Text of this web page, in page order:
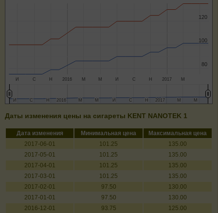
2016 2017
И С Н М М И С Н М
80
80
100
100
120
120
2016
2016 2017
2017
ИИ С
С НН М
М М
М ИИ С
С НН М
М М
М
Даты изменения цены на сигареты KENT NANOTEK 1
Дата изменения Минимальная цена
Максимальная цена
2017-06-01
101.25
135.00
2017-05-01
101.25
135.00
2017-04-01
101.25
135.00
2017-03-01
101.25
135.00
2017-02-01
97.50
130.00
2017-01-01
97.50
130.00
2016-12-01
93.75
125.00